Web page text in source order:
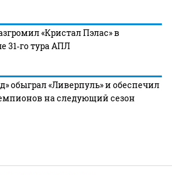
«Кристал Пэлас» в
31‑го тура АПЛ
обыграл «Ливерпуль» и обеспечил
на следующий сезон